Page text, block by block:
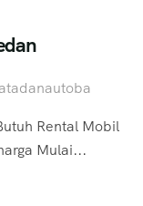
Rental Mobil
Mulai...